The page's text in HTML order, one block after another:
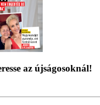
az újságosoknál!